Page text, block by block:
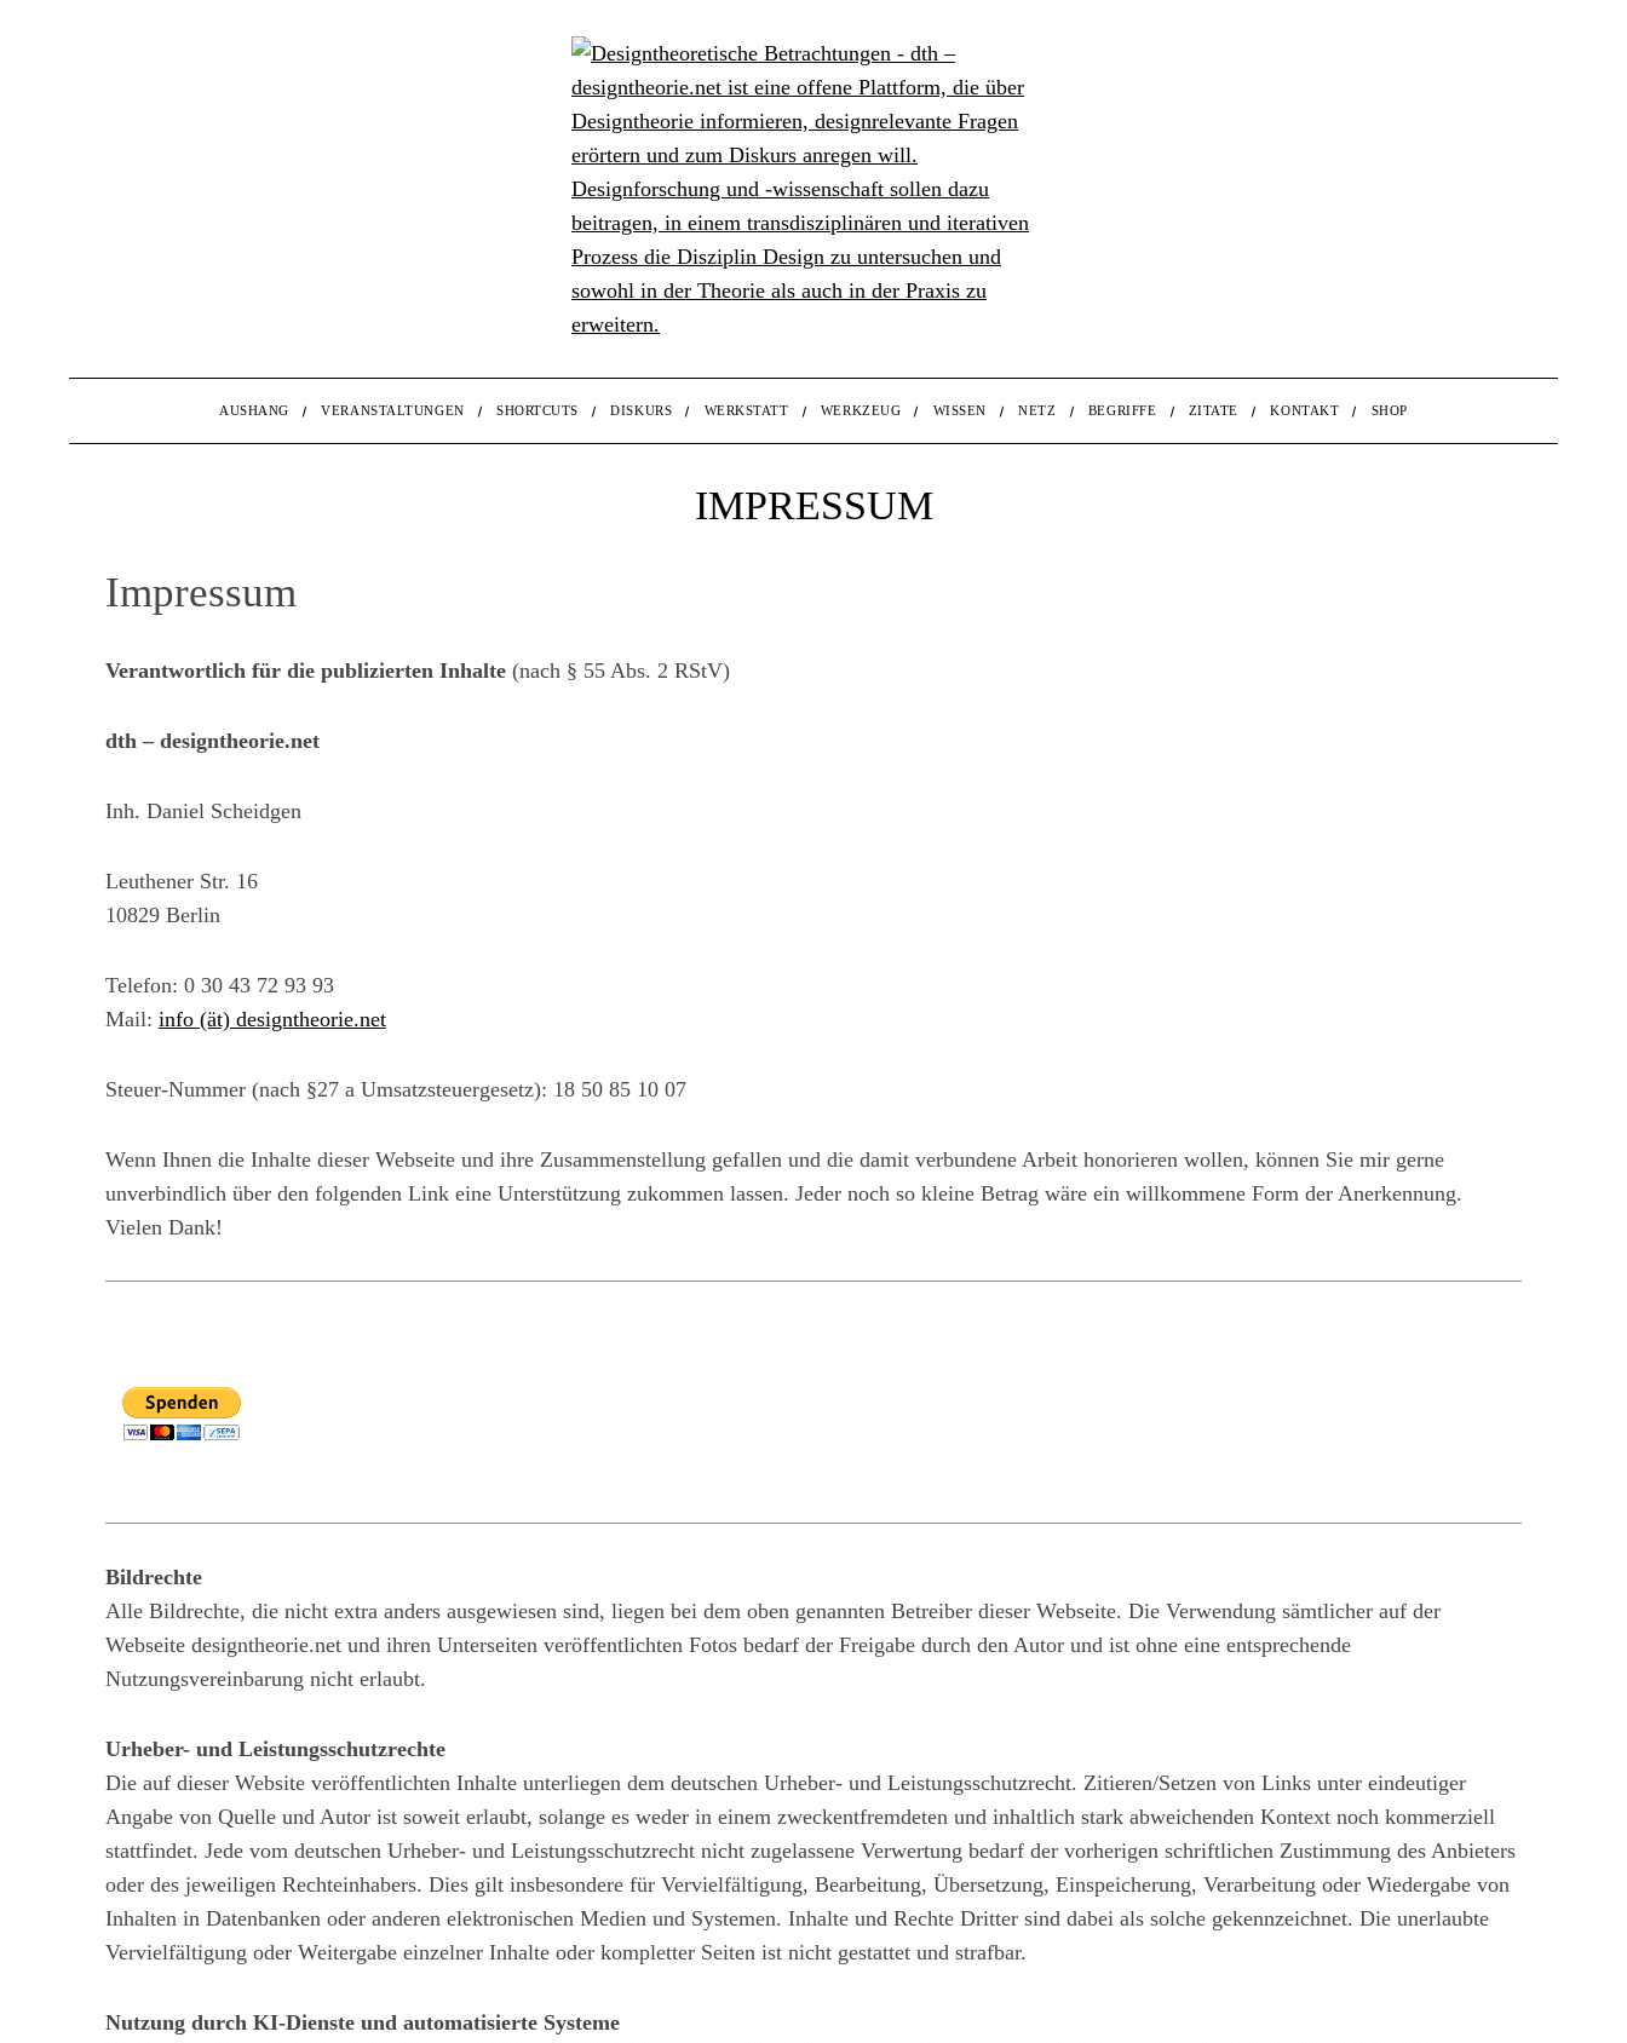
AUSHANG VERANSTALTUNGEN SHORTCUTS DISKURS WERKSTATT WERKZEUG WISSEN NETZ BEGRIFFE ZITATE KONTAKT SHOP
IMPRESSUM
Impressum
Verantwortlich für die publizierten Inhalte (nach § 55 Abs. 2 RStV)
dth – designtheorie.net
Inh. Daniel Scheidgen
Leuthener Str. 16
10829 Berlin
Telefon: 0 30 43 72 93 93
Mail: info (ät) designtheorie.net
Steuer-Nummer (nach §27 a Umsatzsteuergesetz): 18 50 85 10 07
Wenn Ihnen die Inhalte dieser Webseite und ihre Zusammenstellung gefallen und die damit verbundene Arbeit honorieren wollen, können Sie mir gerne
unverbindlich über den folgenden Link eine Unterstützung zukommen lassen. Jeder noch so kleine Betrag wäre ein willkommene Form der Anerkennung.
Vielen Dank!
Bildrechte
Alle Bildrechte, die nicht extra anders ausgewiesen sind, liegen bei dem oben genannten Betreiber dieser Webseite. Die Verwendung sämtlicher auf der
Webseite designtheorie.net und ihren Unterseiten veröffentlichten Fotos bedarf der Freigabe durch den Autor und ist ohne eine entsprechende
Nutzungsvereinbarung nicht erlaubt.
Urheber- und Leistungsschutzrechte
Die auf dieser Website veröffentlichten Inhalte unterliegen dem deutschen Urheber- und Leistungsschutzrecht. Zitieren/Setzen von Links unter eindeutiger
Angabe von Quelle und Autor ist soweit erlaubt, solange es weder in einem zweckentfremdeten und inhaltlich stark abweichenden Kontext noch kommerziell
stattfindet. Jede vom deutschen Urheber- und Leistungsschutzrecht nicht zugelassene Verwertung bedarf der vorherigen schriftlichen Zustimmung des Anbieters
oder des jeweiligen Rechteinhabers. Dies gilt insbesondere für Vervielfältigung, Bearbeitung, Übersetzung, Einspeicherung, Verarbeitung oder Wiedergabe von
Inhalten in Datenbanken oder anderen elektronischen Medien und Systemen. Inhalte und Rechte Dritter sind dabei als solche gekennzeichnet. Die unerlaubte
Vervielfältigung oder Weitergabe einzelner Inhalte oder kompletter Seiten ist nicht gestattet und strafbar.
Nutzung durch KI-Dienste und automatisierte Systeme